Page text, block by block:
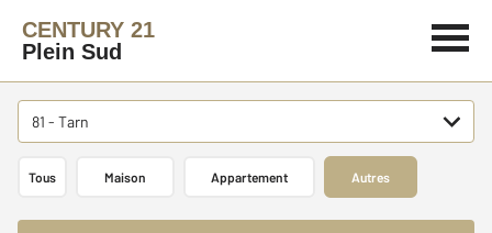
CENTURY 21
Plein Sud
81 - Tarn
Tous Maison Appartement Autres